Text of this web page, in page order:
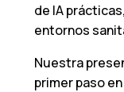
de IA
entornos
Nuestra
primer paso